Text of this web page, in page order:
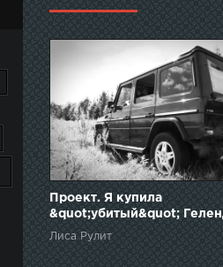
Проект. Я купила
&quot;убитый&quot;
за 300 т.р. Лиса Рулит.
Лиса Рулит